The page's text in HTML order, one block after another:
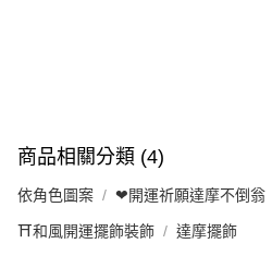
商品相關分類 (4)
依角色圖案 ❤開運祈願達摩不倒翁
⛩️和風開運擺飾裝飾 達摩擺飾